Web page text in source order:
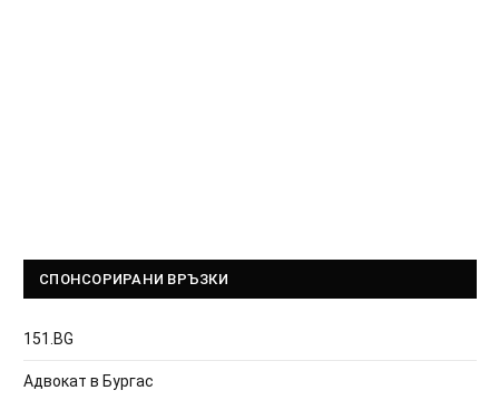
СПОНСОРИРАНИ ВРЪЗКИ
151.BG
Адвокат в Бургас